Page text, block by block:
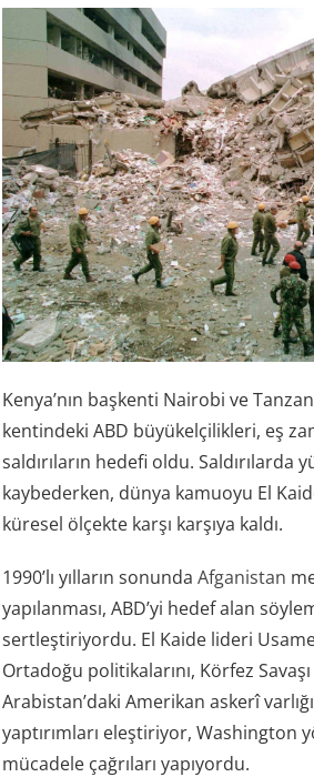
Kenya’nın başkenti Nairobi ve
kentindeki ABD büyükelçilikleri, eş
saldırıların hedefi oldu. Saldırılarda
kaybederken, dünya kamuoyu El
küresel ölçekte karşı karşıya kaldı.
1990’lı yılların sonundaAfganistan
yapılanması, ABD’yi hedef alan
sertleştiriyordu. El Kaide lideri
Ortadoğu politikalarını, Körfez
Arabistan’daki Amerikan askerî
yaptırımları eleştiriyor, Washington
mücadele çağrıları yapıyordu.